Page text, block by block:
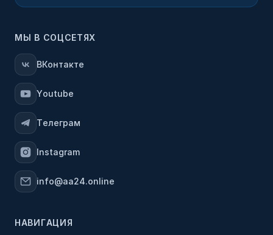
МЫ В СОЦСЕТЯХ
ВКонтакте
Youtube
Телеграм
Instagram
info@aa24.online
НАВИГАЦИЯ